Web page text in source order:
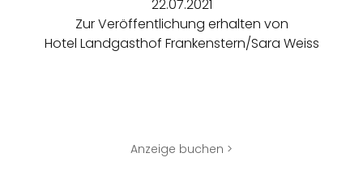
22.07.2021
Zur Veröffentlichung erhalten von
Hotel Landgasthof Frankenstern/Sara Weiss
Anzeige buchen >